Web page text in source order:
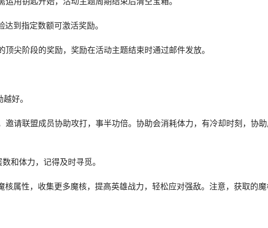
到指定数额可激活奖励。
尖阶段的奖励，奖励在活动主题结束时通过邮件发放。
好。
请联盟成员协助攻打，事半功倍。协助会消耗体力，有冷却时刻，协
体力，记得及时寻觅。
属性，收集更多魔核，提高英雄战力，轻松应对强敌。注意，获取的魔